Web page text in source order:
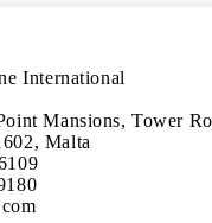
International
Mansions, Tower
Malta